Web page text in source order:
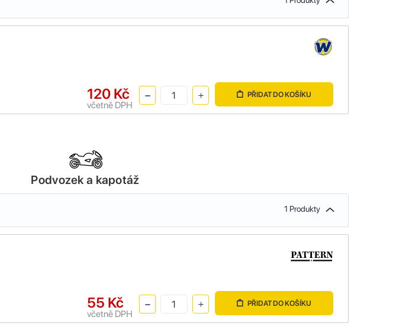
120 Kč
včetně DPH
PŘIDAT DO KOŠÍKU
Podvozek a kapotáž
1 Produkty
55 Kč
včetně DPH
PŘIDAT DO KOŠÍKU